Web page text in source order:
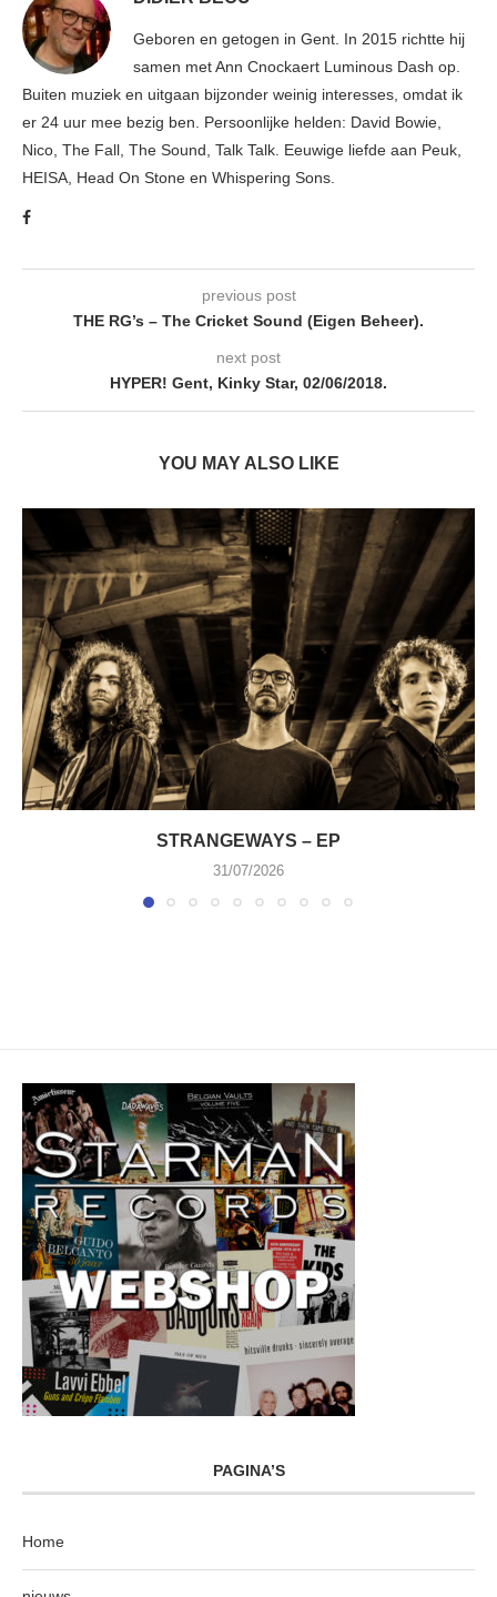
Geboren en getogen in Gent. In 2015 richtte hij
samen met Ann Cnockaert Luminous Dash op.
Buiten muziek en uitgaan bijzonder weinig interesses, omdat ik
er 24 uur mee bezig ben. Persoonlijke helden: David Bowie,
Nico, The Fall, The Sound, Talk Talk. Eeuwige liefde aan Peuk,
HEISA, Head On Stone en Whispering Sons.
previous post
THE RG’s – The Cricket Sound (Eigen Beheer).
next post
HYPER! Gent, Kinky Star, 02/06/2018.
YOU MAY ALSO LIKE
STRANGEWAYS – EP
31/07/2026
PAGINA’S
Home